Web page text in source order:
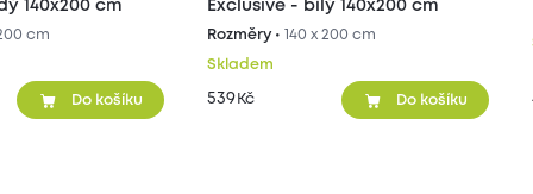
140x200 cm
cm
Do košíku
Exclusive - bílý 140x200 cm
Rozměry • 140 x 200 cm
Skladem
539 Kč Do košíku